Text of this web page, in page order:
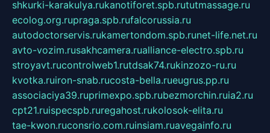
shkurki-karakulya.rukanotiforet.spb.rututmassage.ru
ecolog.org.rupraga.spb.rufalcorussia.ru
autodoctorservis.rukamertondom.spb.runet-life.net.ru
avto-vozim.rusakhcamera.rualliance-electro.spb.ru
stroyavt.rucontrolweb1.rutdsak74.rukinzozo-ru.ru
kvotka.ruiron-snab.rucosta-bella.rueugrus.pp.ru
associaciya39.ruprimexpo.spb.rubezmorchin.ruia2.ru
cpt21.ruispecspb.ruregahost.rukolosok-elita.ru
tae-kwon.ruconsrio.com.ruinsiam.ruavegainfo.ru